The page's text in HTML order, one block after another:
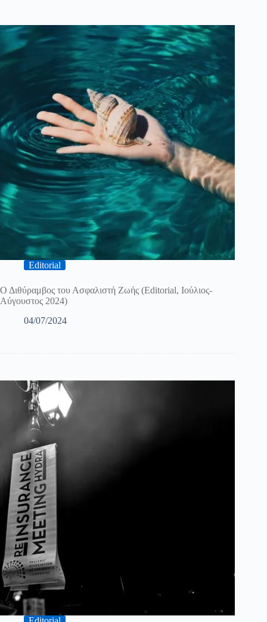
Editorial
Ο Διθύραμβος του Ασφαλιστή Ζωής (Editorial, Ιούλιος-
Αύγουστος 2024)
04/07/2024